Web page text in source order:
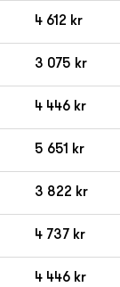
4 612 kr
3 075 kr
4 446 kr
5 651 kr
3 822 kr
4 737 kr
4 446 kr